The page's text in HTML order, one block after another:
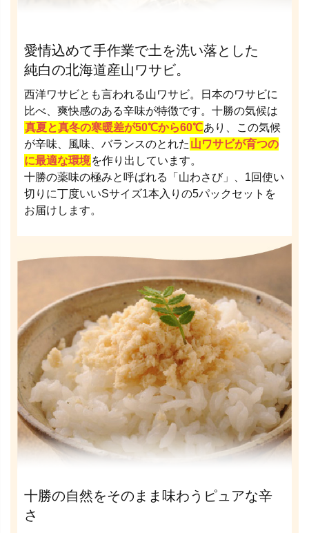
愛情込めて手作業で土を洗い落とした
純白の北海道産山ワサビ。
西洋ワサビとも言われる山ワサビ。日本のワサビに
比べ、爽快感のある辛味が特徴です。十勝の気候は
真夏と真冬の寒暖差が50℃から60℃あり、この気候
が辛味、風味、バランスのとれた 山ワサビが育つの
に最適な環境を作り出しています。
十勝の薬味の極みと呼ばれる「山わさび」、1回使い
切りに丁度いいSサイズ1本入りの5パックセットを
お届けします。
十勝の自然をそのまま味わうピュアな辛
さ